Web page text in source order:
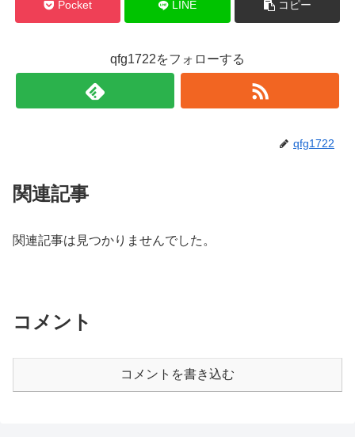
Pocket LINE コピー
qfg1722をフォローする
qfg1722
関連記事
関連記事は見つかりませんでした。
コメント
コメントを書き込む